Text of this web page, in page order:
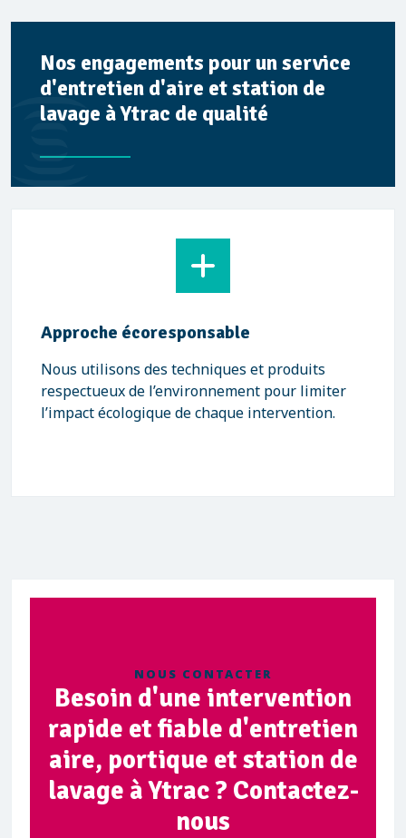
Nos engagements pour un service
d'entretien d'aire et station de
lavage à Ytrac de qualité
Approche écoresponsable
Nous utilisons des techniques et produits
respectueux de l’environnement pour limiter
l’impact écologique de chaque intervention.
NOUS CONTACTER
Besoin d'une intervention
rapide et fiable d'entretien
aire, portique et station de
lavage à Ytrac ? Contactez-
nous